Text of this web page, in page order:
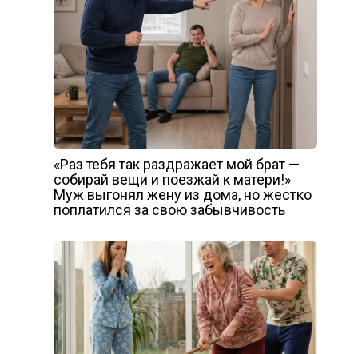
«Раз тебя так раздражает мой брат —
собирай вещи и поезжай к матери!»
Муж выгонял жену из дома, но жестко
поплатился за свою забывчивость